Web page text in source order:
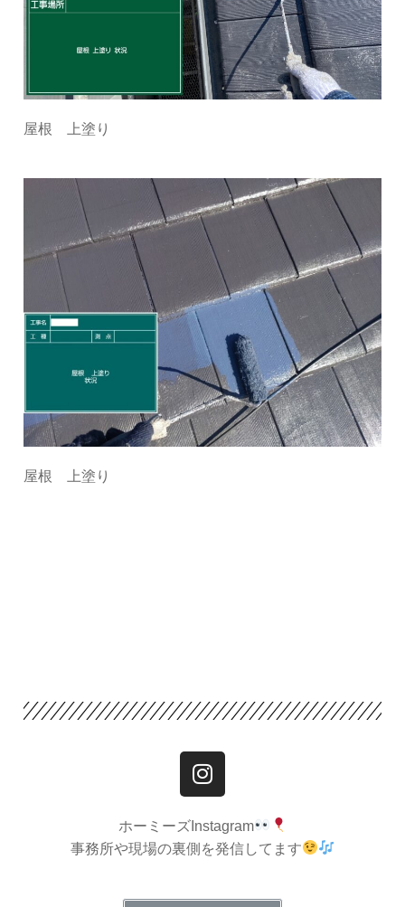
屋根 上塗り
屋根 上塗り
ホーミーズInstagram
事務所や現場の裏側を発信してます